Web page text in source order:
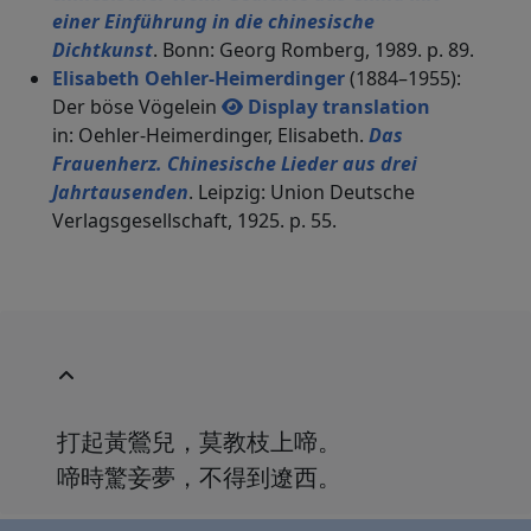
einer Einführung in die chinesische
Dichtkunst. Bonn: Georg Romberg, 1989. p. 89.
Elisabeth Oehler-Heimerdinger(1884–1955):
Der böse Vögelein
Display translation
in: Oehler-Heimerdinger, Elisabeth. Das
Frauenherz. Chinesische Lieder aus drei
Jahrtausenden. Leipzig: Union Deutsche
Verlagsgesellschaft, 1925. p. 55.
打起黃鶯兒，莫教枝上啼。
啼時驚妾夢，不得到遼西。